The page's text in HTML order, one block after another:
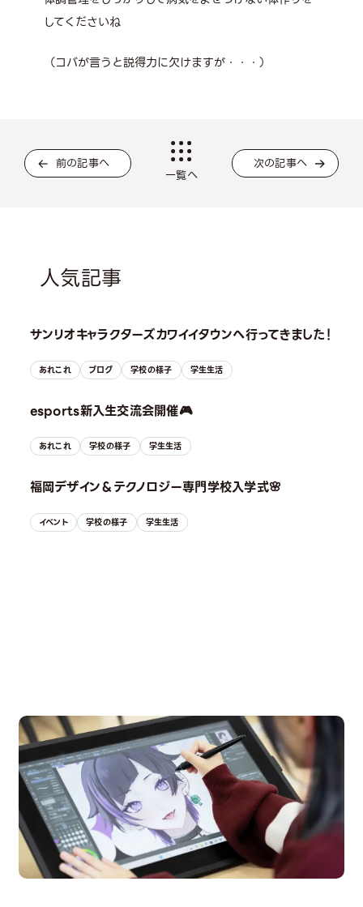
してくださいね
（コバが言うと説得力に欠けますが・・・）
前の記事へ
一覧へ
次の記事へ
人気記事
サンリオキャラクターズカワイイタウンへ行ってきました！
あれこれ ブログ 学校の様子 学生生活
esports新入生交流会開催🎮
あれこれ 学校の様子 学生生活
福岡デザイン＆テクノロジー専門学校入学式🌸
イベント 学校の様子 学生生活
Campus Open